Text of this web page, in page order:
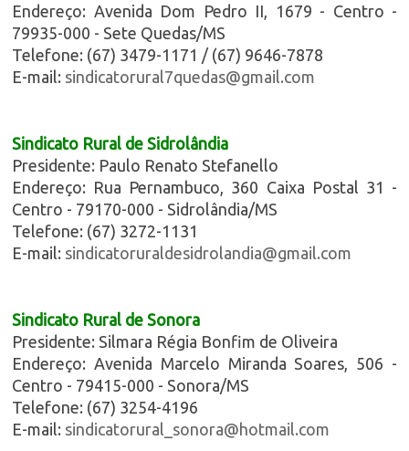
Endereço: Avenida Dom Pedro II, 1679 - Centro -
79935-000 - Sete Quedas/MS
Telefone: (67) 3479-1171 / (67) 9646-7878
E-mail: sindicatorural7quedas@gmail.com
Sindicato Rural de Sidrolândia
Presidente: Paulo Renato Stefanello
Endereço: Rua Pernambuco, 360 Caixa Postal 31 -
Centro - 79170-000 - Sidrolândia/MS
Telefone: (67) 3272-1131
E-mail: sindicatoruraldesidrolandia@gmail.com
Sindicato Rural de Sonora
Presidente: Silmara Régia Bonfim de Oliveira
Endereço: Avenida Marcelo Miranda Soares, 506 -
Centro - 79415-000 - Sonora/MS
Telefone: (67) 3254-4196
E-mail: sindicatorural_sonora@hotmail.com